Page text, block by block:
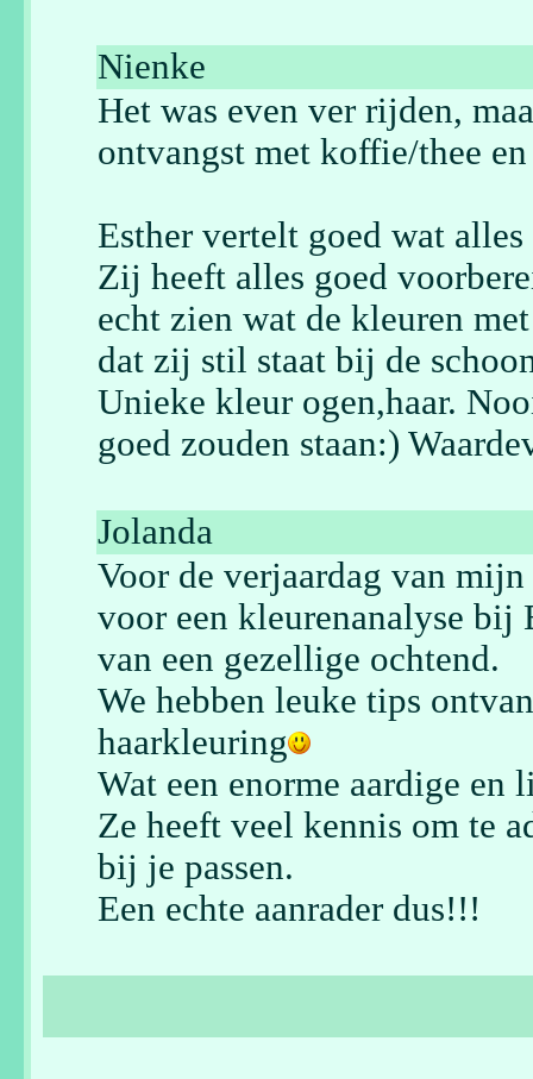
Nienke
Het was even ver rijden,
ontvangst met koffie/thee
Esther vertelt goed wat
Zij heeft alles goed
echt zien wat de kleuren
dat zij stil staat bij de
Unieke kleur ogen,haar.
goed zouden staan:)
Jolanda
Voor de verjaardag van
voor een kleurenanalyse bij
van een gezellige ochtend.
We hebben leuke tips
haarkleuring
Wat een enorme aardige
Ze heeft veel kennis om te
bij je passen.
Een echte aanrader dus!!!